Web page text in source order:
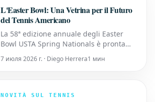
L'Easter Bowl: Una Vetrina per il Futuro
del Tennis Americano
La 58ª edizione annuale degli Easter
Bowl USTA Spring Nationals è pronta
ancora una volta a mettere in luce i
talenti emergenti del tennis americano.
rinomato Indian Wells Tennis Garden,
7 июля 2026 г. · Diego Herrera1 мин
NOVITÀ SUL TENNIS